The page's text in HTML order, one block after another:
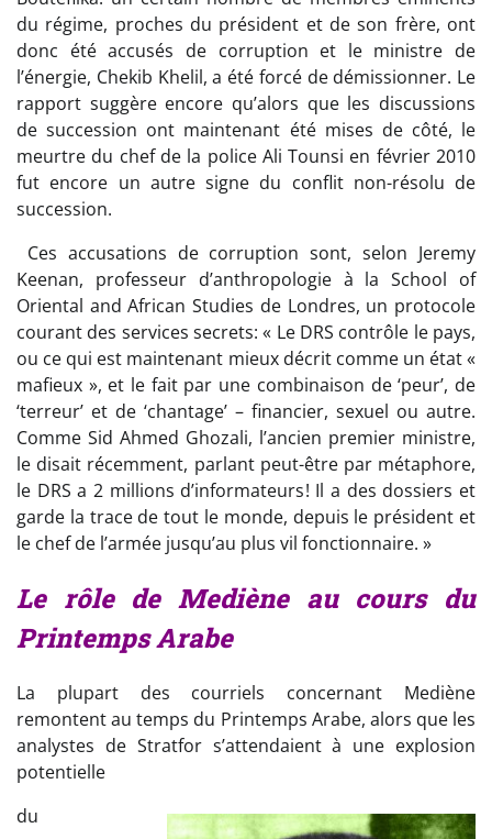
du régime, proches du président et de son frère, ont
donc été accusés de corruption et le ministre de
l’énergie, Chekib Khelil, a été forcé de démissionner. Le
rapport suggère encore qu’alors que les discussions
de succession ont maintenant été mises de côté, le
meurtre du chef de la police Ali Tounsi en février 2010
fut encore un autre signe du conflit non-résolu de
succession.
Ces accusations de corruption sont, selon Jeremy
Keenan, professeur d’anthropologie à la School of
Oriental and African Studies de Londres, un protocole
courant des services secrets: « Le DRS contrôle le pays,
ou ce qui est maintenant mieux décrit comme un état «
mafieux », et le fait par une combinaison de ‘peur’, de
‘terreur’ et de ‘chantage’ – financier, sexuel ou autre.
Comme Sid Ahmed Ghozali, l’ancien premier ministre,
le disait récemment, parlant peut-être par métaphore,
le DRS a 2 millions d’informateurs! Il a des dossiers et
garde la trace de tout le monde, depuis le président et
le chef de l’armée jusqu’au plus vil fonctionnaire. »
Le rôle de Mediène au cours du
Printemps Arabe
La plupart des courriels concernant Mediène
remontent au temps du Printemps Arabe, alors que les
analystes de Stratfor s’attendaient à une explosion
potentielle
du